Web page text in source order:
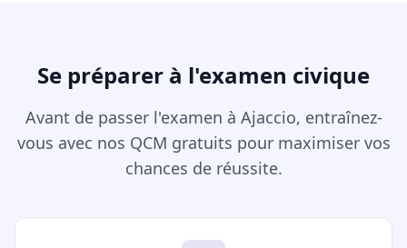
Se préparer à l'examen civique
Avant de passer l'examen à Ajaccio, entraînez-
vous avec nos QCM gratuits pour maximiser vos
chances de réussite.